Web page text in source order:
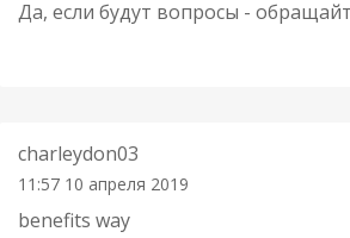
Да, если будут вопросы -
charleydon03
11:57 10 апреля 2019
benefits way